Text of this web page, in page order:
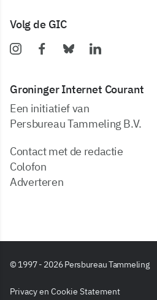
Volg de GIC
Groninger Internet Courant
Een initiatief van
Persbureau Tammeling B.V.
Contact met de redactie
Colofon
Adverteren
© 1997 - 2026 Persbureau Tammeling
Privacy en Cookie Statement